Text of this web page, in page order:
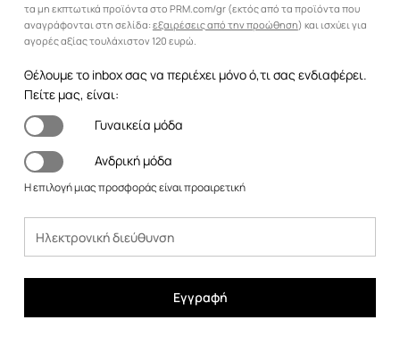
τα μη εκπτωτικά προϊόντα στο PRM.com/gr (εκτός από τα προϊόντα που
αναγράφονται στη σελίδα: εξαιρέσεις από την προώθηση) και ισχύει για
αγορές αξίας τουλάχιστον 120 ευρώ.
Θέλουμε το inbox σας να περιέχει μόνο ό,τι σας ενδιαφέρει.
Πείτε μας, είναι:
Γυναικεία μόδα
Ανδρική μόδα
Η επιλογή μιας προσφοράς είναι προαιρετική
Εγγραφή